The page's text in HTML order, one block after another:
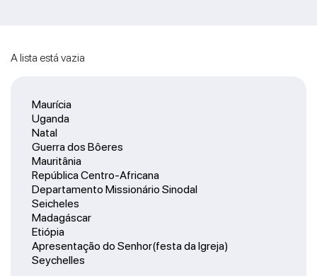
Maurícia
Uganda
Natal
Guerra dos Bôeres
Mauritânia
República Centro-Africana
Departamento Missionário Sinodal
Seicheles
Madagáscar
Etiópia
Apresentação do Senhor(festa da Igreja)
Seychelles
A lista está vazia